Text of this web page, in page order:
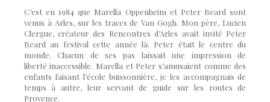
C’est en 1984 que Marella Oppenheim et Peter Beard sont
venus à Arles, sur les traces de Van Gogh. Mon père, Lucien
Clergue, créateur des Rencontres d’Arles avait invité Peter
Beard au festival cette année là. Peter était le centre du
monde. Chacun de ses pas laissait une impression de
libertéinaccessible. Marella et Peter s’amusaient comme des
enfants faisant l’école buissonnière, je les accompagnais de
temps à autre, leur servant de guide sur les routes de
Provence.